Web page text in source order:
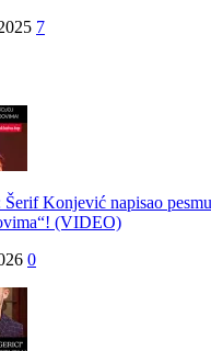
7
Konjević napisao
(VIDEO)
0